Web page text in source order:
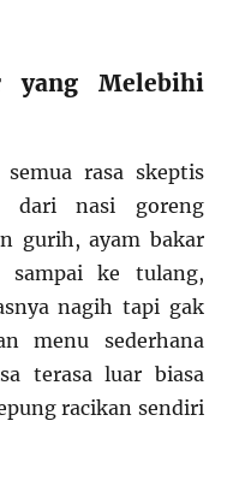
yang Melebihi
rasa skeptis
dari nasi goreng
gurih, ayam bakar
sampai ke tulang,
nagih tapi gak
menu sederhana
terasa luar biasa
racikan sendiri